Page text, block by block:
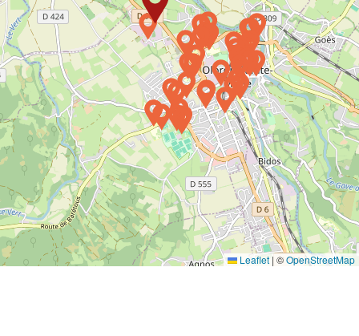
Leaflet | ©OpenStreetMap